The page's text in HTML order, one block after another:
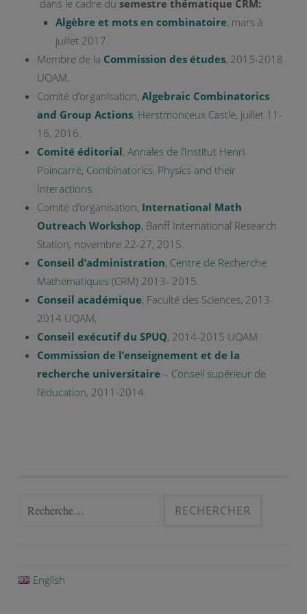
dans le cadre du semestre thématique CRM:
Algèbre et mots en combinatoire, mars à
juillet 2017.
Membre de la Commission des études, 2015-2018
UQAM.
Comité d’organisation, Algebraic Combinatorics
and Group Actions, Herstmonceux Castle, juillet 11-
16, 2016.
Comité éditorial, Annales de l’Institut Henri
Poincarré, Combinatorics, Physics and their
Interactions
Comité d’organisation, International Math
Outreach Workshop, Banff International Research
Station, novembre 22-27, 2015.
Conseil d’administration, Centre de Recherche
Mathématiques (CRM) 2013- 2015.
Conseil académique, Faculté des Sciences, 2013-
2014 UQAM,
Conseil exécutif du SPUQ, 2014-2015 UQAM.
Commission de l’enseignement et de la
recherche universitaire – Conseil supérieur de
l’éducation, 2011-2014.
Rechercher :
English